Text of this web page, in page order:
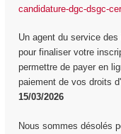
candidature-dgc-dsgc-
Un agent du service
pour finaliser votre
permettre de payer en
paiement de vos droits
15/03/2026
Nous sommes désolés